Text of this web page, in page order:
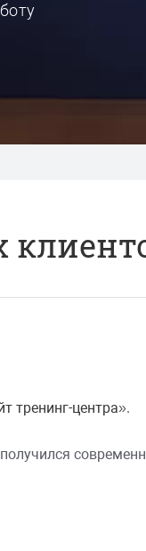
тренинг-центра».
и гибкий